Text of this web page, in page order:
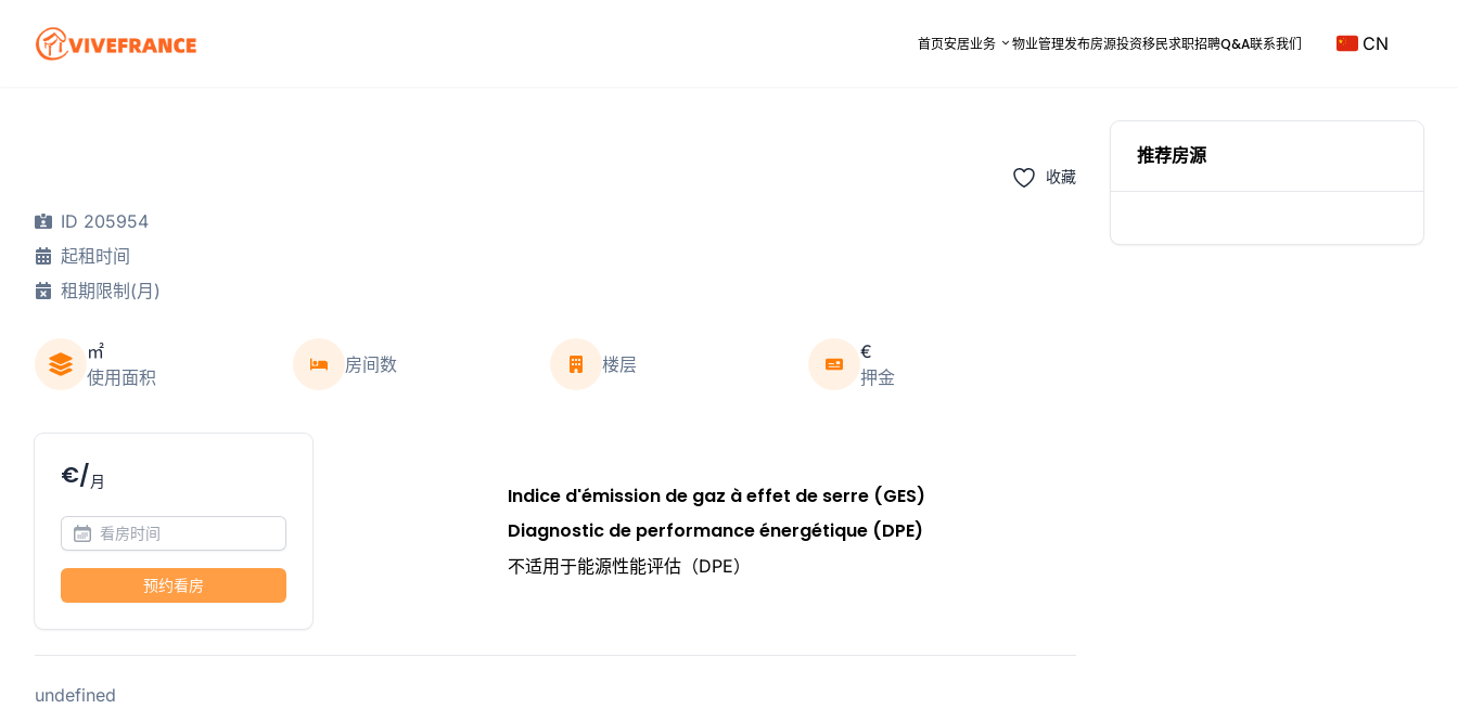
首页安居业务 物业管理发布房源投资移民求职招聘Q&A联系我们 CN
收藏
ID 205954
起租时间
租期限制(月)
㎡
使用面积
房间数 楼层
€
押金
€/月
预约看房
Indice d'émission de gaz à effet de serre (GES)
Diagnostic de performance énergétique (DPE)
不适用于能源性能评估（DPE）
undefined
推荐房源